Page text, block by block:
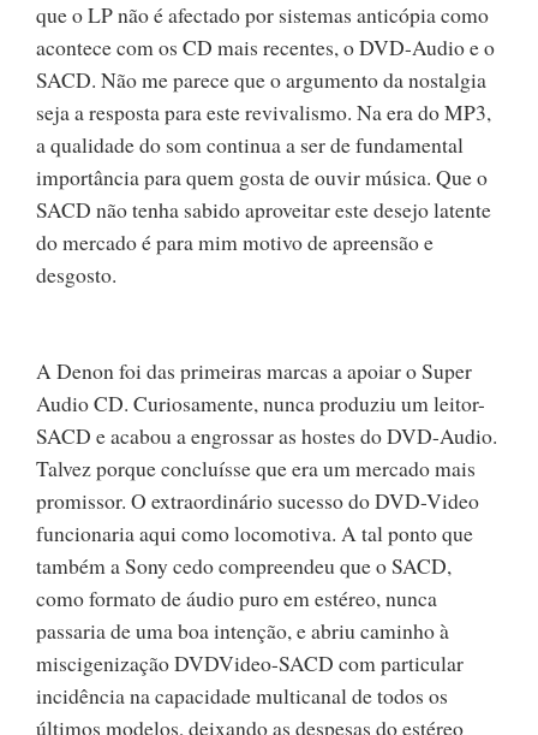
que o LP não é afectado por sistemas anticópia como
acontece com os CD mais recentes, o DVD-Audio e o
SACD. Não me parece que o argumento da nostalgia
seja a resposta para este revivalismo. Na era do MP3,
a qualidade do som continua a ser de fundamental
importância para quem gosta de ouvir música. Que o
SACD não tenha sabido aproveitar este desejo latente
do mercado é para mim motivo de apreensão e
desgosto.
A Denon foi das primeiras marcas a apoiar o Super
Audio CD. Curiosamente, nunca produziu um leitor-
SACD e acabou a engrossar as hostes do DVD-Audio.
Talvez porque concluísse que era um mercado mais
promissor. O extraordinário sucesso do DVD-Video
funcionaria aqui como locomotiva. A tal ponto que
também a Sony cedo compreendeu que o SACD,
como formato de áudio puro em estéreo, nunca
passaria de uma boa intenção, e abriu caminho à
miscigenização DVDVideo-SACD com particular
incidência na capacidade multicanal de todos os
últimos modelos, deixando as despesas do estéreo